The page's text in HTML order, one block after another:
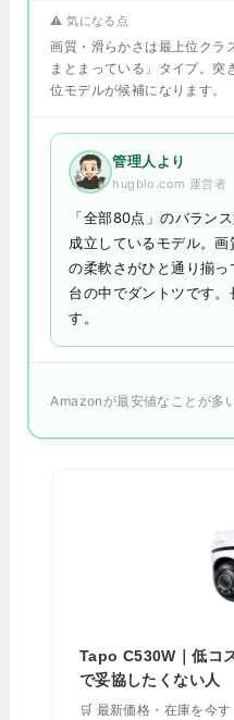
⚠️ 気になる点
画質・滑らかさは最上位クラ
まとまっている」タイプ。突
位モデルが候補になります。
管理人より
hugblo.com 運営者
「全部80点」のバラン
成立しているモデル。
の柔軟さがひと通り揃
台の中でダントツです
す。
Amazonが最安値なことが多
Tapo C530W｜低コ
で妥協したくない人
🛒 最新価格・在庫を今す